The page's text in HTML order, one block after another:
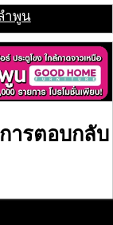
ำพูน
ารตอบกลับ